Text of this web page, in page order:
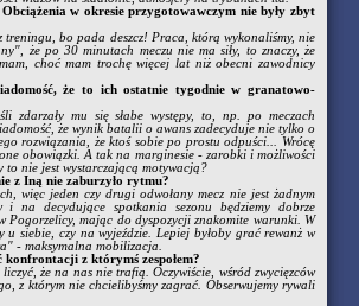
w okresie przygotowawczym nie były zbyt
treningu, bo pada deszcz! Praca, którą wykonaliśmy, nie
że po 30 minutach meczu nie ma siły, to znaczy, że
choć mam trochę więcej lat niż obecni zawodnicy
że to ich ostatnie tygodnie w granatowo-
mu się słabe występy, to, np. po meczach
że wynik batalii o awans zadecyduje nie tylko o
rozwiązania, że ktoś sobie po prostu odpuści... Wrócę
obowiązki. A tak na marginesie - zarobki i możliwości
nie jest wystarczającą motywacją?
z Iną nie zaburzyło rytmu?
więc jeden czy drugi odwołany mecz nie jest żadnym
na decydujące spotkania sezonu będziemy dobrze
Pogorzelicy, mając do dyspozycji znakomite warunki. W
siebie, czy na wyjeździe. Lepiej byłoby grać rewanż w
- maksymalna mobilizacja.
z którymś zespołem?
że na nas nie trafią. Oczywiście, wśród zwycięzców
z którym nie chcielibyśmy zagrać. Obserwujemy rywali